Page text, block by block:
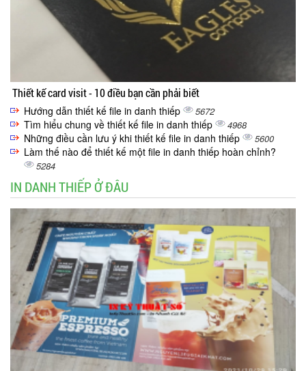
Thiết kế card visit - 10 điều bạn cần phải biết
Hướng dẫn thiết kế file in danh thiếp 5672
Tìm hiểu chung về thiết kế file in danh thiếp 4968
Những điều cần lưu ý khi thiết kế file in danh thiếp 5600
Làm thế nào để thiết kế một file in danh thiếp hoàn chỉnh?
5284
IN DANH THIẾP Ở ĐÂU